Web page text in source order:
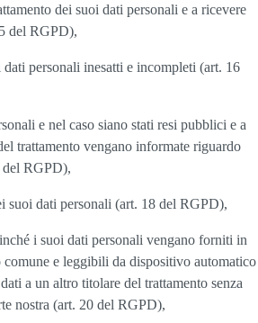
dei suoi dati personali e a ricevere
del RGPD),
personali inesatti e incompleti (art. 16
e nel caso siano stati resi pubblici e a
trattamento vengano informate riguardo
del RGPD),
suoi dati personali (art. 18 del RGPD),
i suoi dati personali vengano forniti in
e leggibili da dispositivo automatico
a un altro titolare del trattamento senza
nostra (art. 20 del RGPD),